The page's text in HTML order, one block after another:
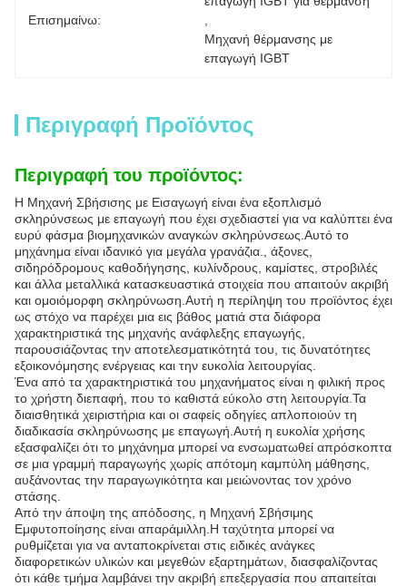
Επισημαίνω:
Μηχανή θέρμανσης με
επαγωγή IGBT
Περιγραφή Προϊόντος
Περιγραφή του προϊόντος:
Η Μηχανή Σβήσισης με Εισαγωγή είναι ένα εξοπλισμό
σκληρύνσεως με επαγωγή που έχει σχεδιαστεί για να καλύπτει ένα
ευρύ φάσμα βιομηχανικών αναγκών σκληρύνσεως.Αυτό το
μηχάνημα είναι ιδανικό για μεγάλα γρανάζια., άξονες,
σιδηρόδρομους καθοδήγησης, κυλίνδρους, καμίστες, στροβιλές
και άλλα μεταλλικά κατασκευαστικά στοιχεία που απαιτούν ακριβή
και ομοιόμορφη σκληρύνωση.Αυτή η περίληψη του προϊόντος έχει
ως στόχο να παρέχει μια εις βάθος ματιά στα διάφορα
χαρακτηριστικά της μηχανής ανάφλεξης επαγωγής,
παρουσιάζοντας την αποτελεσματικότητά του, τις δυνατότητες
εξοικονόμησης ενέργειας και την ευκολία λειτουργίας.
Ένα από τα χαρακτηριστικά του μηχανήματος είναι η φιλική προς
το χρήστη διεπαφή, που το καθιστά εύκολο στη λειτουργία.Τα
διαισθητικά χειριστήρια και οι σαφείς οδηγίες απλοποιούν τη
διαδικασία σκληρύνωσης με επαγωγή.Αυτή η ευκολία χρήσης
εξασφαλίζει ότι το μηχάνημα μπορεί να ενσωματωθεί απρόσκοπτα
σε μια γραμμή παραγωγής χωρίς απότομη καμπύλη μάθησης,
αυξάνοντας την παραγωγικότητα και μειώνοντας τον χρόνο
στάσης.
Από την άποψη της απόδοσης, η Μηχανή Σβήσιμης
Εμφυτοποίησης είναι απαράμιλλη.Η ταχύτητα μπορεί να
ρυθμίζεται για να ανταποκρίνεται στις ειδικές ανάγκες
διαφορετικών υλικών και μεγεθών εξαρτημάτων, διασφαλίζοντας
ότι κάθε τμήμα λαμβάνει την ακριβή επεξεργασία που απαιτείται